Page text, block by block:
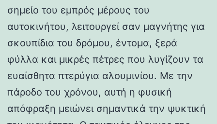
σημείο του εμπρός μέρους του
αυτοκινήτου, λειτουργεί σαν μαγνήτης για
σκουπίδια του δρόμου, έντομα, ξερά
φύλλα και μικρές πέτρες που λυγίζουν τα
ευαίσθητα πτερύγια αλουμινίου. Με την
πάροδο του χρόνου, αυτή η φυσική
απόφραξη μειώνει σημαντικά την ψυκτική